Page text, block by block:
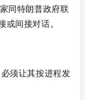
同特朗普政府联
间接对话。
须让其按进程发